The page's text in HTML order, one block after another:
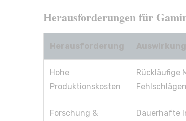
Herausforderungen für
Herausforderung Auswirkung
Hohe
Produktionskosten
Rückläufige
Fehlschlägen
Forschung &
Dauerhafte